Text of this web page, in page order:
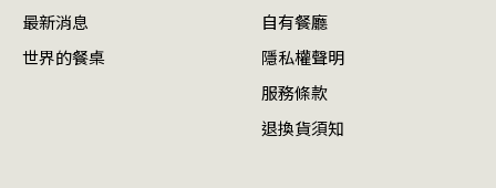
最新消息
世界的餐桌
自有餐廳
隱私權聲明
服務條款
退換貨須知